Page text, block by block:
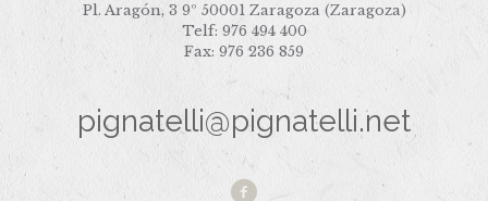
Pl. Aragón, 3 9º 50001 Zaragoza (Zaragoza)
Telf: 976 494 400
Fax: 976 236 859
pignatelli@pignatelli.net